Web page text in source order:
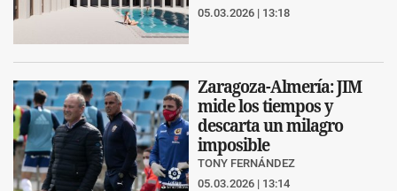
05.03.2026 | 13:18
Zaragoza-Almería: JIM
mide los tiempos y
descarta un milagro
imposible
TONY FERNÁNDEZ
05.03.2026 | 13:14